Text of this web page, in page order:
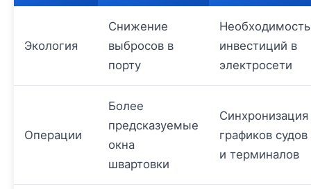
Экология
Снижение
выбросов в
порту
Необходимость
инвестиций в
электросети
Операции
Более
предсказуемые
окна
швартовки
Синхронизация
графиков судов
и терминалов